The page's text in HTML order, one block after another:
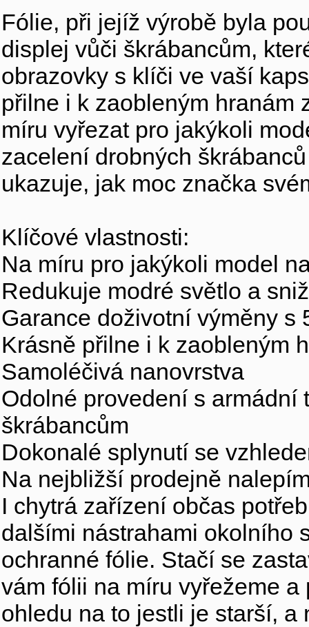
Fólie, při jejíž výrobě byla
displej vůči škrábancům,
obrazovky s klíči ve vaší
přilne i k zaobleným hranám
míru vyřezat pro jakýkoli
zacelení drobných
ukazuje, jak moc značka
Klíčové vlastnosti:
Na míru pro jakýkoli model
Redukuje modré světlo a
Garance doživotní výměny s
Krásně přilne i k zaobleným
Samoléčivá nanovrstva
Odolné provedení s
škrábancům
Dokonalé splynutí se
Na nejbližší prodejně
I chytrá zařízení občas
dalšími nástrahami okolního
ochranné fólie. Stačí se
vám fólii na míru vyřežeme
ohledu na to jestli je starší,